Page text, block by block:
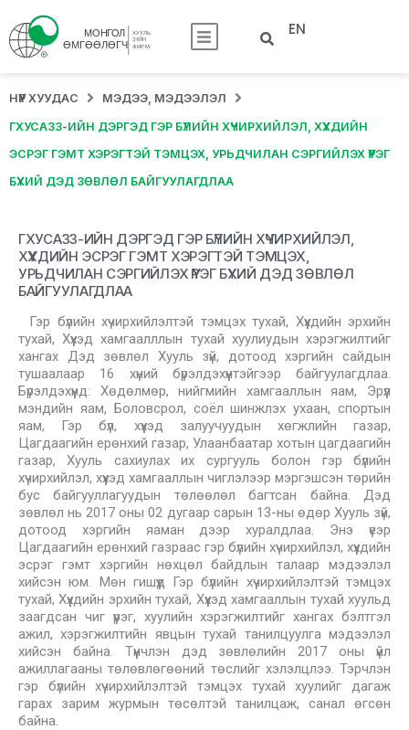
EN
НҮҮР ХУУДАС МЭДЭЭ, МЭДЭЭЛЭЛ
ГХУСАЗЗ-ИЙН ДЭРГЭД ГЭР БҮЛИЙН ХҮЧИРХИЙЛЭЛ, ХҮҮХДИЙН
ЭСРЭГ ГЭМТ ХЭРЭГТЭЙ ТЭМЦЭХ, УРЬДЧИЛАН СЭРГИЙЛЭХ ҮҮРЭГ
БҮХИЙ ДЭД ЗӨВЛӨЛ БАЙГУУЛАГДЛАА
ГХУСАЗЗ-ИЙН ДЭРГЭД ГЭР БҮЛИЙН ХҮЧИРХИЙЛЭЛ,
ХҮҮХДИЙН ЭСРЭГ ГЭМТ ХЭРЭГТЭЙ ТЭМЦЭХ,
УРЬДЧИЛАН СЭРГИЙЛЭХ ҮҮРЭГ БҮХИЙ ДЭД ЗӨВЛӨЛ
БАЙГУУЛАГДЛАА
Гэр бүлийн хүчирхийлэлтэй тэмцэх тухай, Хүүхдийн эрхийн
тухай, Хүүхэд хамгаалллын тухай хуулиудын хэрэгжилтийг
хангах Дэд зөвлөл Хууль зүй, дотоод хэргийн сайдын
тушаалаар 16 хүний бүрэлдэхүүнтэйгээр байгуулагдлаа.
Бүрэлдэхүүнд: Хөдөлмөр, нийгмийн хамгааллын яам, Эрүүл
мэндийн яам, Боловсрол, соёл шинжлэх ухаан, спортын
яам, Гэр бүл, хүүхэд залуучуудын хөгжлийн газар,
Цагдаагийн ерөнхий газар, Улаанбаатар хотын цагдаагийн
газар, Хууль сахиулах их сургууль болон гэр бүлийн
хүчирхийлэл, хүүхэд хамгааллын чиглэлээр мэргэшсэн төрийн
бус байгууллагуудын төлөөлөл багтсан байна. Дэд
зөвлөл нь 2017 оны 02 дугаар сарын 13-ны өдөр Хууль зүй,
дотоод хэргийн яаман дээр хуралдлаа. Энэ үеэр
Цагдаагийн ерөнхий газраас гэр бүлийн хүчирхийлэл, хүүхдийн
эсрэг гэмт хэргийн нөхцөл байдлын талаар мэдээлэл
хийсэн юм. Мөн гишүүд Гэр бүлийн хүчирхийлэлтэй тэмцэх
тухай, Хүүхдийн эрхийн тухай, Хүүхэд хамгааллын тухай хуульд
заагдсан чиг үүрэг, хуулийн хэрэгжилтийг хангах бэлтгэл
ажил, хэрэгжилтийн явцын тухай танилцуулга мэдээлэл
хийсэн байна. Түүнчлэн дэд зөвлөлийн 2017 оны үйл
ажиллагааны төлөвлөгөөний төслийг хэлэлцлээ. Тэрчлэн
гэр бүлийн хүчирхийлэлтэй тэмцэх тухай хуулийг дагаж
гарах зарим журмын төсөлтэй танилцаж, санал өгсөн
байна.